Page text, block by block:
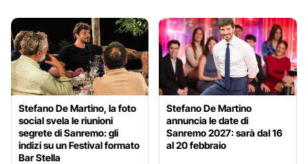
Stefano De Martino, la foto
social svela le riunioni
segrete di Sanremo: gli
indizi su un Festival formato
Bar Stella
Stefano De Martino
annuncia le date di
Sanremo 2027: sarà dal 16
al 20 febbraio